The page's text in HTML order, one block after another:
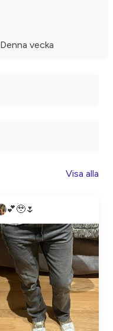
Denna vecka
Visa alla
💕🥹🌷